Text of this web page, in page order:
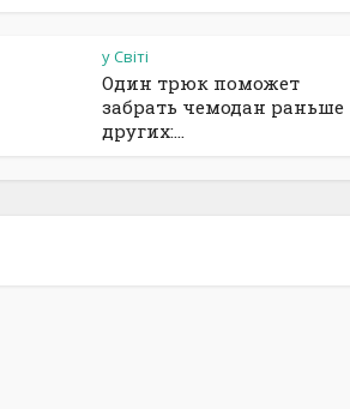
у Світі
Один трюк поможет
забрать чемодан раньше
других:...